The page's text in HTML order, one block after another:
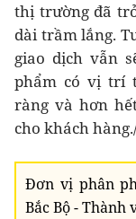
thị trường đã
dài trầm lắng.
giao dịch vẫn
phẩm có vị trí
ràng và hơn
cho khách
Đơn vị phân
Bắc Bộ - Thành